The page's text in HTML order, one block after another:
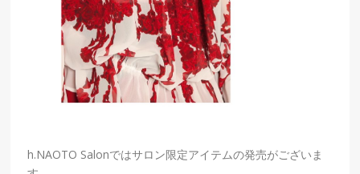
h.NAOTO Salonではサロン限定アイテムの発売がございま